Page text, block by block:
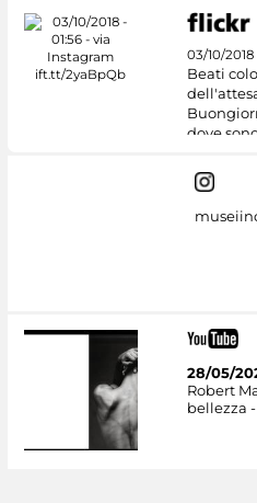
03/10/2018
Beati
dove
28/05/
Robert
bellezza